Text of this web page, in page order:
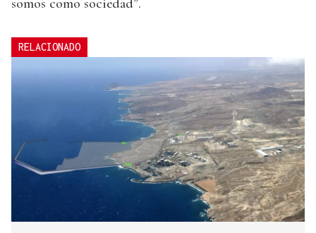
somos como sociedad”.
RELACIONADO